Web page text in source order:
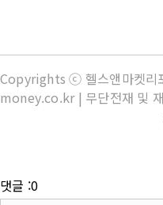
Copyrights ⓒ 헬스앤마켓리
money.co.kr | 무단전재 및
댓글 :0